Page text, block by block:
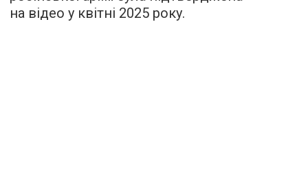
на відео у квітні 2025 року.